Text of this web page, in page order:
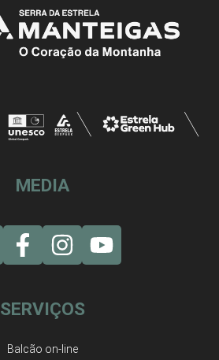
MEDIA
SERVIÇOS
Balcão on-line